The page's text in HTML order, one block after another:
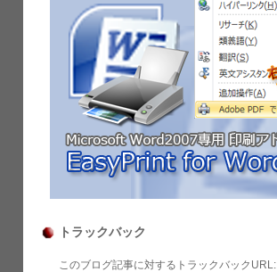
トラックバック
このブログ記事に対するトラックバックURL: